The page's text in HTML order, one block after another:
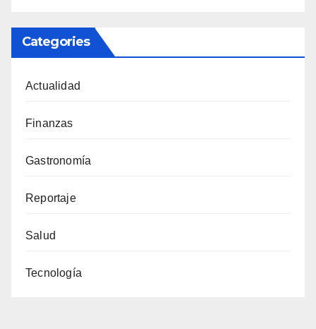
Categories
Actualidad
Finanzas
Gastronomía
Reportaje
Salud
Tecnología